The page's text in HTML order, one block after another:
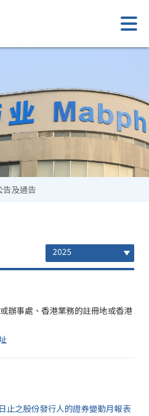
告及通告
2025
辦事處、香港業務的註冊地或香港
止之股份發行人的證券變動月報表